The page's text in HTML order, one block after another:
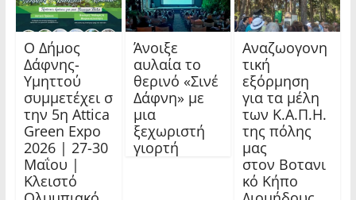
Ο Δήμος
Δάφνης-
Υμηττού
συμμετέχει σ
την 5η Attica
Green Expo
2026 | 27-30
Μαΐου |
Κλειστό
Άνοιξε
αυλαία το
θερινό «Σινέ
Δάφνη» με
μια
ξεχωριστή
γιορτή
Αναζωογονη
τική
εξόρμηση
για τα μέλη
των Κ.Α.Π.Η.
της πόλης
μας
στον Βοτανι
κό Κήπο